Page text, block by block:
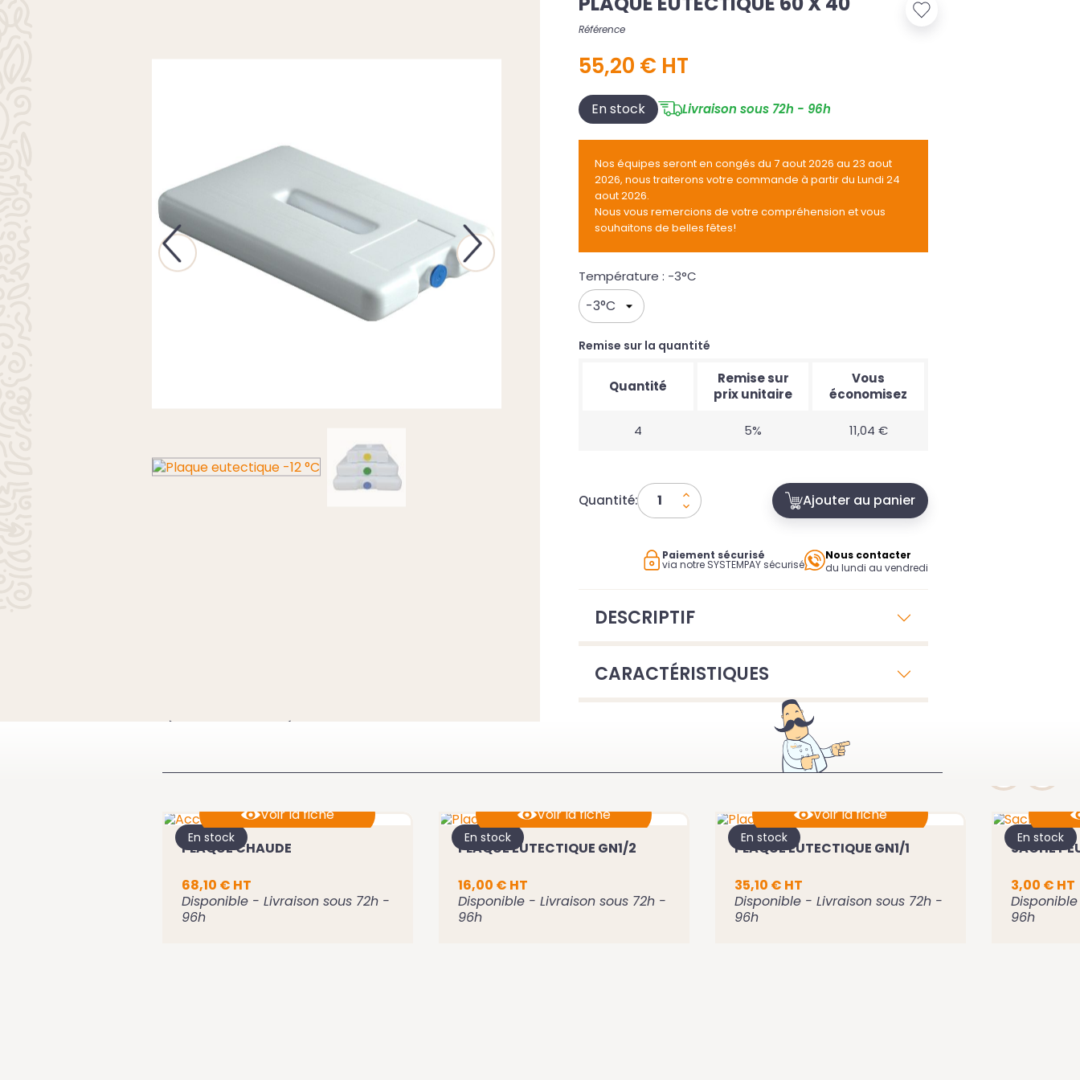
Previous Next
Référence
55,20 € HT
En stock Livraison sous 72h - 96h
Nos équipes seront en congés du 7 aout 2026 au 23 aout
2026, nous traiterons votre commande à partir du Lundi 24
aout 2026.
Nous vous remercions de votre compréhension et vous
souhaitons de belles fêtes!
Température : -3°C
Remise sur la quantité
Quantité
Remise sur
prix unitaire
Vous
économisez
4 5% 11,04 €
Quantité: Ajouter au panier
Paiement sécurisé
via notre SYSTEMPAY sécurisé
Nous contacter
du lundi au vendredi
DESCRIPTIF
CARACTÉRISTIQUES
Voir la fiche
Ajouter au panier
PLAQUE CHAUDE
68,10 € HT
Disponible - Livraison sous 72h -
96h
En stock
Voir la fiche
Ajouter au panier
PLAQUE EUTECTIQUE GN1/2
16,00 € HT
Disponible - Livraison sous 72h -
96h
En stock
Voir la fiche
Ajouter au panier
PLAQUE EUTECTIQUE GN1/1
35,10 € HT
Disponible - Livraison sous 72h -
96h
En stock
SACHET
3,00 € HT
96h
En stock